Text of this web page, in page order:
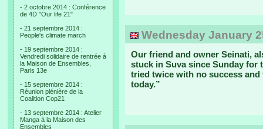
- 2 octobre 2014 : Conférence
de 4D "Our life 21"
- 21 septembre 2014 :
People's climate march
- 19 septembre 2014 :
Vendredi solidaire de rentrée à
la Maison de Ensembles,
Paris 13e
- 15 septembre 2014 :
Réunion plénière de la
Coalition Cop21
- 13 septembre 2014 : Atelier
Manga à la Maison des
Ensembles
Wednesday January
Our friend and owner Seinati,
stuck in Suva since Sunday for
tried twice with no success
today.”